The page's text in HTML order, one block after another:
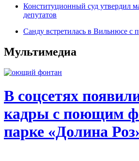
Конституционный суд утвердил
депутатов
Санду встретилась в Вильнюсе с
Мультимедиа
В соцсетях
кадры с поющим
парке «Долина